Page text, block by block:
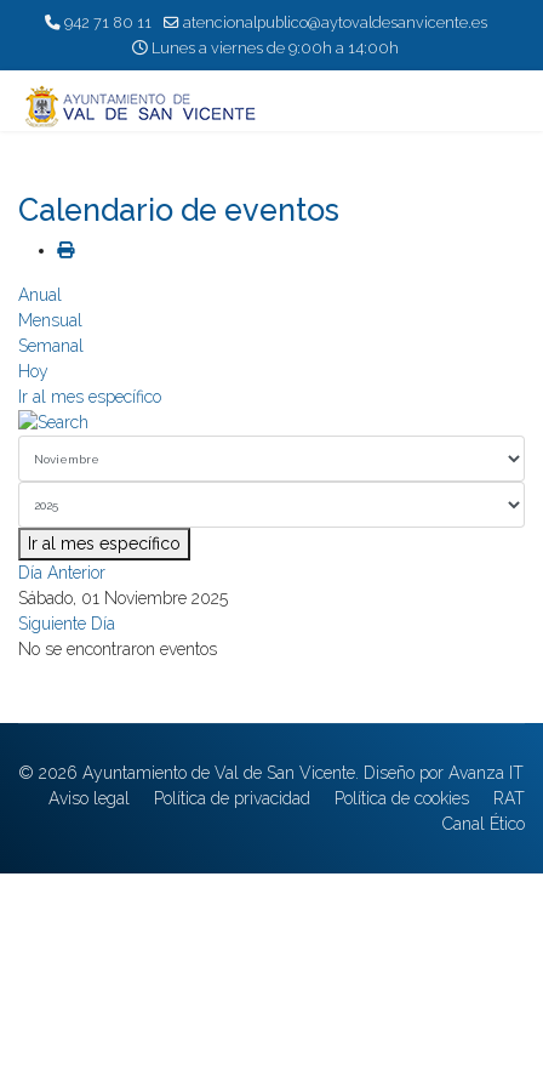
942 71 80 11
atencionalpublico@aytovaldesanvicente.es
Lunes a viernes de 9:00h a 14:00h
Calendario de eventos
Anual
Mensual
Semanal
Hoy
Ir al mes específico
Ir al mes específico
Día Anterior
Sábado, 01 Noviembre 2025
Siguiente Día
No se encontraron eventos
© 2026 Ayuntamiento de Val de San Vicente. Diseño por Avanza IT
Aviso legal
Política de privacidad Política de cookies
RAT
Canal Ético